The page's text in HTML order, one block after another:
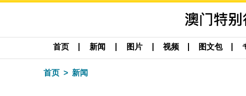
首页 新闻 图片 视频 图文包
首页 新闻